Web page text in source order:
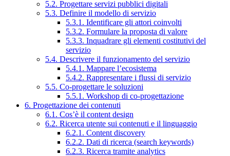
5.2. Progettare servizi pubblici digitali
5.3. Definire il modello di servizio
5.3.1. Identificare gli attori coinvolti
5.3.2. Formulare la proposta di valore
5.3.3. Inquadrare gli elementi costitutivi del
servizio
5.4. Descrivere il funzionamento del servizio
5.4.1. Mappare l’ecosistema
5.4.2. Rappresentare i flussi di servizio
5.5. Co-progettare le soluzioni
5.5.1. Workshop di co-progettazione
6. Progettazione dei contenuti
6.1. Cos’è il content design
6.2. Ricerca utente sui contenuti e il linguaggio
6.2.1. Content discovery
6.2.2. Dati di ricerca (search keywords)
6.2.3. Ricerca tramite analytics